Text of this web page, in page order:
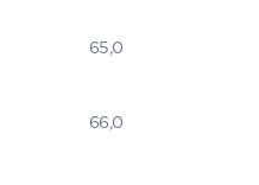
65,0
66,0